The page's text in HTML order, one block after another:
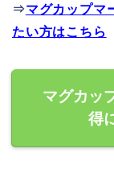
⇒マグカップマ
たい方はこちら
マグカッ
得